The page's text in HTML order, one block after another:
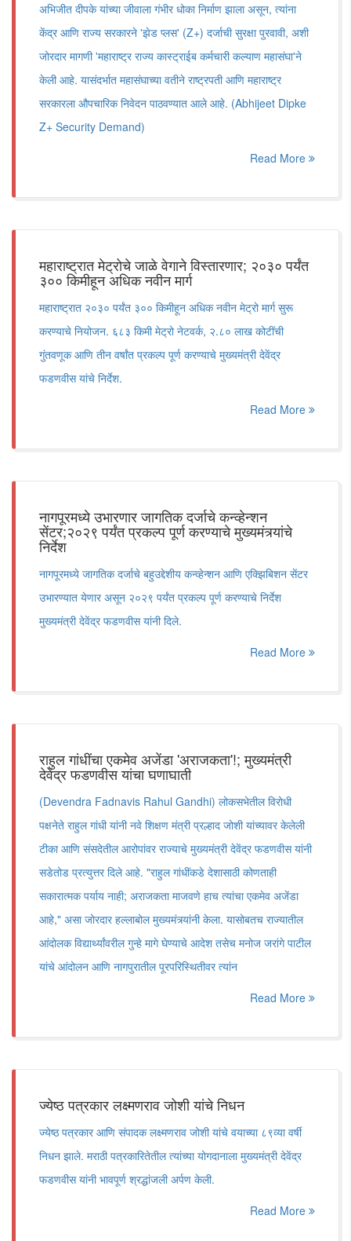
अभिजीत दीपके यांच्या जीवाला गंभीर धोका निर्माण झाला असून, त्यांना
केंद्र आणि राज्य सरकारने 'झेड प्लस' (Z+) दर्जाची सुरक्षा पुरवावी, अशी
जोरदार मागणी 'महाराष्ट्र राज्य कास्ट्राईब कर्मचारी कल्याण महासंघा'ने
केली आहे. यासंदर्भात महासंघाच्या वतीने राष्ट्रपती आणि महाराष्ट्र
सरकारला औपचारिक निवेदन पाठवण्यात आले आहे. (Abhijeet Dipke
Z+ Security Demand)
Read More
महाराष्ट्रात मेट्रोचे जाळे वेगाने विस्तारणार; २०३० पर्यंत
३०० किमीहून अधिक नवीन मार्ग
महाराष्ट्रात २०३० पर्यंत ३०० किमीहून अधिक नवीन मेट्रो मार्ग सुरू
करण्याचे नियोजन. ६८३ किमी मेट्रो नेटवर्क, २.८० लाख कोटींची
गुंतवणूक आणि तीन वर्षांत प्रकल्प पूर्ण करण्याचे मुख्यमंत्री देवेंद्र
फडणवीस यांचे निर्देश.
Read More
नागपूरमध्ये उभारणार जागतिक दर्जाचे कन्व्हेन्शन
सेंटर;२०२९ पर्यंत प्रकल्प पूर्ण करण्याचे मुख्यमंत्र्यांचे
निर्देश
नागपूरमध्ये जागतिक दर्जाचे बहुउद्देशीय कन्व्हेन्शन आणि एक्झिबिशन सेंटर
उभारण्यात येणार असून २०२९ पर्यंत प्रकल्प पूर्ण करण्याचे निर्देश
मुख्यमंत्री देवेंद्र फडणवीस यांनी दिले.
Read More
राहुल गांधींचा एकमेव अजेंडा 'अराजकता'!; मुख्यमंत्री
देवेंद्र फडणवीस यांचा घणाघाती
(Devendra Fadnavis Rahul Gandhi) लोकसभेतील विरोधी
पक्षनेते राहुल गांधी यांनी नवे शिक्षण मंत्री प्रल्हाद जोशी यांच्यावर केलेली
टीका आणि संसदेतील आरोपांवर राज्याचे मुख्यमंत्री देवेंद्र फडणवीस यांनी
सडेतोड प्रत्युत्तर दिले आहे. "राहुल गांधींकडे देशासाठी कोणताही
सकारात्मक पर्याय नाही; अराजकता माजवणे हाच त्यांचा एकमेव अजेंडा
आहे," असा जोरदार हल्लाबोल मुख्यमंत्र्यांनी केला. यासोबतच राज्यातील
आंदोलक विद्यार्थ्यांवरील गुन्हे मागे घेण्याचे आदेश तसेच मनोज जरांगे पाटील
यांचे आंदोलन आणि नागपुरातील पूरपरिस्थितीवर त्यांन
Read More
ज्येष्ठ पत्रकार लक्ष्मणराव जोशी यांचे निधन
ज्येष्ठ पत्रकार आणि संपादक लक्ष्मणराव जोशी यांचे वयाच्या ८९व्या वर्षी
निधन झाले. मराठी पत्रकारितेतील त्यांच्या योगदानाला मुख्यमंत्री देवेंद्र
फडणवीस यांनी भावपूर्ण श्रद्धांजली अर्पण केली.
Read More